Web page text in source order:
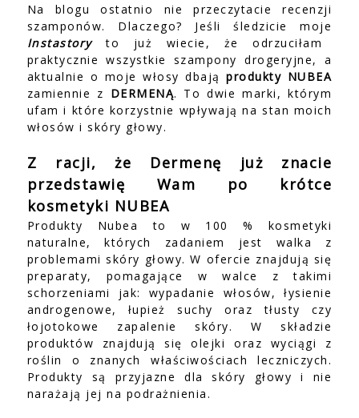
Na blogu ostatnio nie przeczytacie recenzji
szamponów. Dlaczego? Jeśli śledzicie moje
Instastoryto już wiecie, że odrzuciłam
praktycznie wszystkie szampony drogeryjne, a
aktualnie o moje włosy dbająprodukty NUBEA
zamiennie z DERMENĄ. To dwie marki, którym
ufam i które korzystnie wpływają na stan moich
włosów i skóry głowy.
Z racji, że Dermenę już znacie
przedstawię Wam po krótce
kosmetyki NUBEA
Produkty Nubea to w 100 % kosmetyki
naturalne, których zadaniem jest walka z
problemami skóry głowy. W ofercie znajdują się
preparaty, pomagające w walce z takimi
schorzeniami jak: wypadanie włosów, łysienie
androgenowe, łupież suchy oraz tłusty czy
łojotokowe zapalenie skóry. W składzie
produktów znajdują się olejki oraz wyciągi z
roślin o znanych właściwościach leczniczych.
Produkty są przyjazne dla skóry głowy i nie
narażają jej na podrażnienia.